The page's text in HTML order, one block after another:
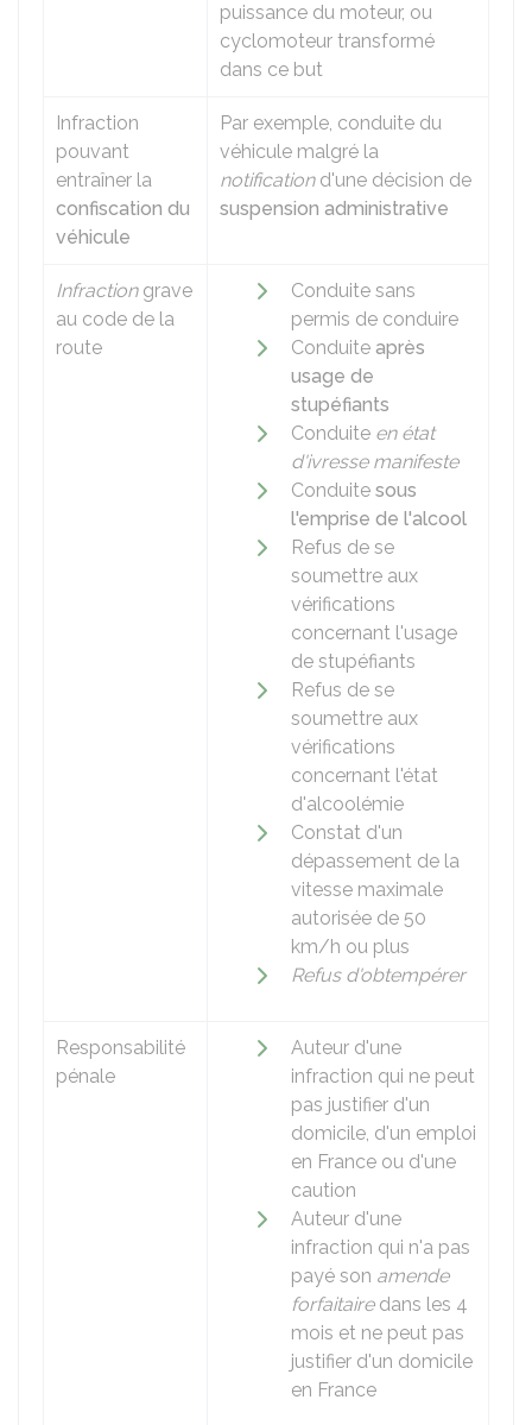
puissance du moteur, ou
cyclomoteur transformé
dans ce but
Infraction
pouvant
entraîner la
confiscation du
véhicule
Par exemple, conduite du
véhicule malgré la
notificationd'une décision de
suspension administrative
Infractiongrave
au code de la
route
Conduite sans
permis de conduire
Conduite après
usage de
stupéfiants
Conduite en état
d'ivresse manifeste
Conduite sous
l'emprise de l'alcool
Refus de se
soumettre aux
vérifications
concernant l'usage
de stupéfiants
Refus de se
soumettre aux
vérifications
concernant l'état
d'alcoolémie
Constat d'un
dépassement de la
vitesse maximale
autorisée de 50
km/h ou plus
Refus d'obtempérer
Responsabilité
pénale
Auteur d'une
infraction qui ne peut
pas justifier d'un
domicile, d'un emploi
en France ou d'une
caution
Auteur d'une
infraction qui n'a pas
payé son amende
forfaitairedans les 4
mois et ne peut pas
justifier d'un domicile
en France